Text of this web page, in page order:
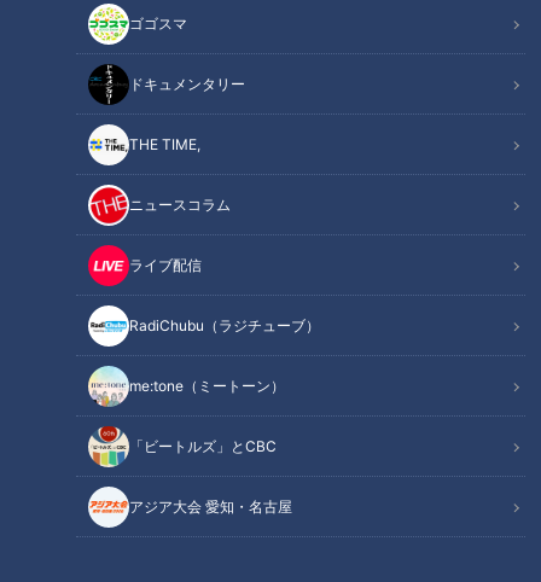
ゴゴスマ
ドキュメンタリー
THE TIME,
ニュースコラム
ライブ配信
RadiChubu（ラジチューブ）
me:tone（ミートーン）
「ビートルズ」とCBC
アジア大会 愛知・名古屋
記事に戻る
この記事を見たあなたへのおすすめ
日本一熱い！150度のサウナ・
三重県四日市市「玉の湯」
ボイメン辻本達規がお薦め！高
温サウナと低温水風呂、温度差